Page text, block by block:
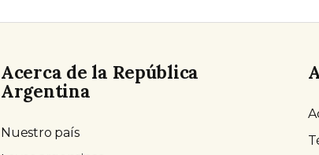
Acerca de la República
Argentina
Nuestro país